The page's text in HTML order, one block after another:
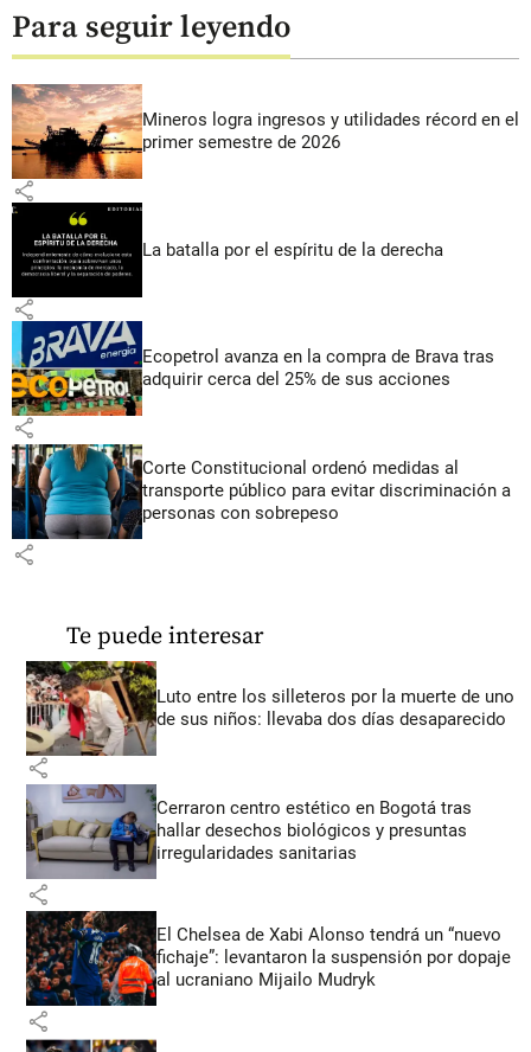
Para seguir leyendo
Mineros logra ingresos y utilidades récord en el
primer semestre de 2026
share
La batalla por el espíritu de la derecha
share
Ecopetrol avanza en la compra de Brava tras
adquirir cerca del 25% de sus acciones
share
Corte Constitucional ordenó medidas al
transporte público para evitar discriminación a
personas con sobrepeso
share
Te puede interesar
Luto entre los silleteros por la muerte de uno
de sus niños: llevaba dos días desaparecido
share
Cerraron centro estético en Bogotá tras
hallar desechos biológicos y presuntas
irregularidades sanitarias
share
El Chelsea de Xabi Alonso tendrá un “nuevo
fichaje”: levantaron la suspensión por dopaje
al ucraniano Mijailo Mudryk
share